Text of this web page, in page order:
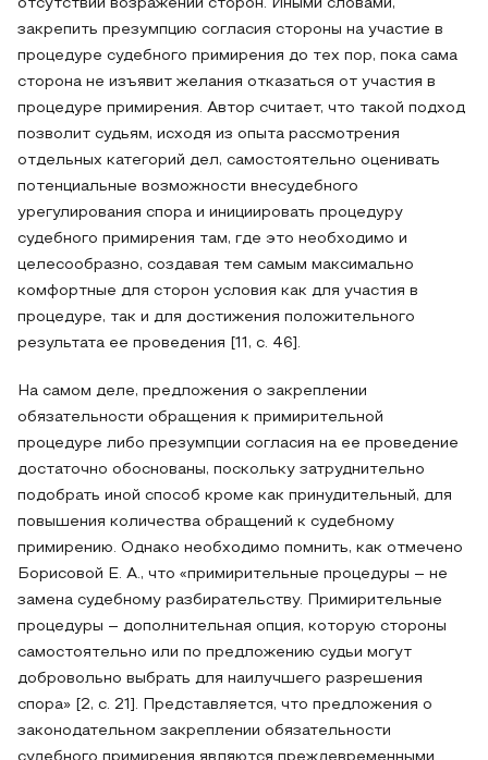
отсутствии возражений сторон. Иными словами,
закрепить презумпцию согласия стороны на участие в
процедуре судебного примирения до тех пор, пока сама
сторона не изъявит желания отказаться от участия в
процедуре примирения. Автор считает, что такой подход
позволит судьям, исходя из опыта рассмотрения
отдельных категорий дел, самостоятельно оценивать
потенциальные возможности внесудебного
урегулирования спора и инициировать процедуру
судебного примирения там, где это необходимо и
целесообразно, создавая тем самым максимально
комфортные для сторон условия как для участия в
процедуре, так и для достижения положительного
результата ее проведения [11, с. 46].
На самом деле, предложения о закреплении
обязательности обращения к примирительной
процедуре либо презумпции согласия на ее проведение
достаточно обоснованы, поскольку затруднительно
подобрать иной способ кроме как принудительный, для
повышения количества обращений к судебному
примирению. Однако необходимо помнить, как отмечено
Борисовой Е. А., что «примирительные процедуры – не
замена судебному разбирательству. Примирительные
процедуры – дополнительная опция, которую стороны
самостоятельно или по предложению судьи могут
добровольно выбрать для наилучшего разрешения
спора» [2, с. 21]. Представляется, что предложения о
законодательном закреплении обязательности